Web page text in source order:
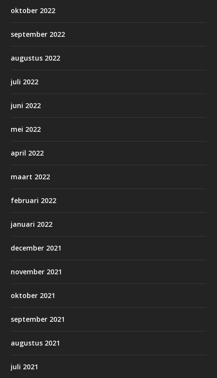
oktober 2022
september 2022
augustus 2022
juli 2022
juni 2022
mei 2022
april 2022
maart 2022
februari 2022
januari 2022
december 2021
november 2021
oktober 2021
september 2021
augustus 2021
juli 2021